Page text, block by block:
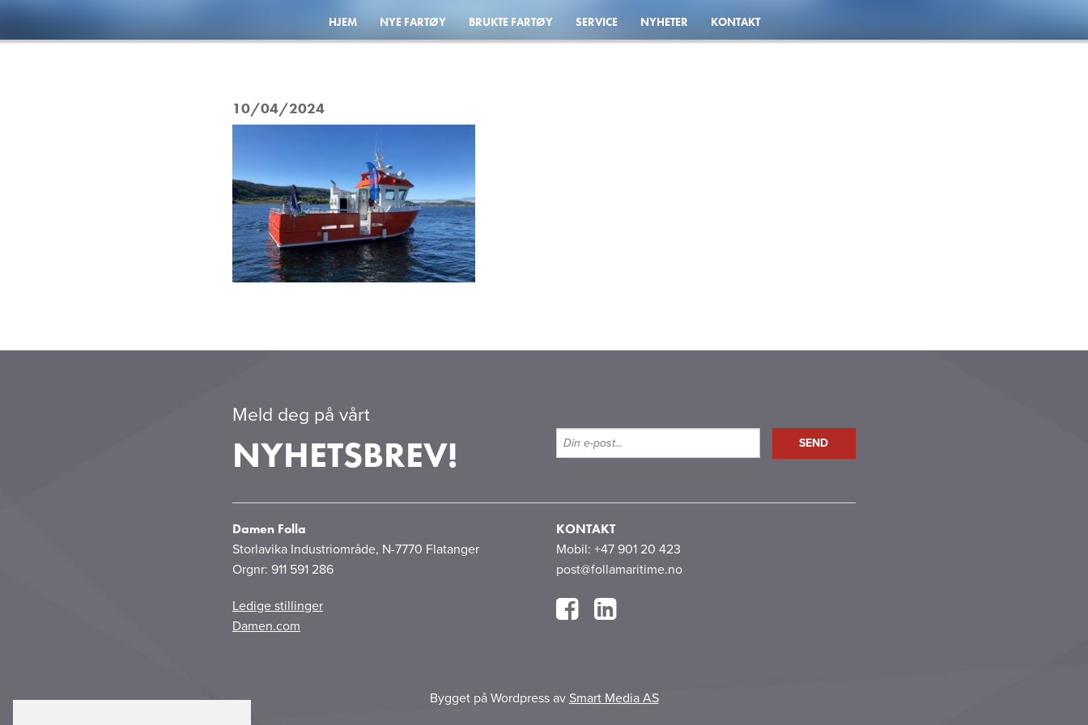
HJEM NYE FARTØY BRUKTE FARTØY SERVICE NYHETER KONTAKT
10/04/2024
Meld deg på vårt
NYHETSBREV!
Damen Folla
Storlavika Industriområde, N-7770 Flatanger
Orgnr: 911 591 286
Ledige stillinger
Damen.com
KONTAKT
Mobil: +47 901 20 423
post@follamaritime.no
Bygget på Wordpress av Smart Media AS